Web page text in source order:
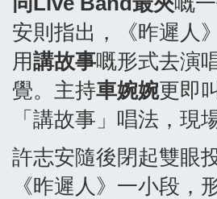
安則指出，《昨遲人
用講故事嘅形式去演
覺。主持車婉婉更即
「講故事」唱法，現
許志安隨後閉起雙眼
《昨遲人》一小段，